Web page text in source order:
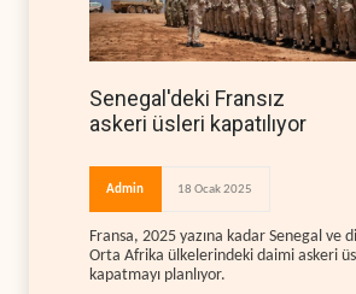
Senegal'deki Fransız
askeri üsleri kapatılıyor
Admin 18 Ocak 2025
Fransa, 2025 yazına kadar Senegal ve
Orta Afrika ülkelerindeki daimi askeri
kapatmayı planlıyor.